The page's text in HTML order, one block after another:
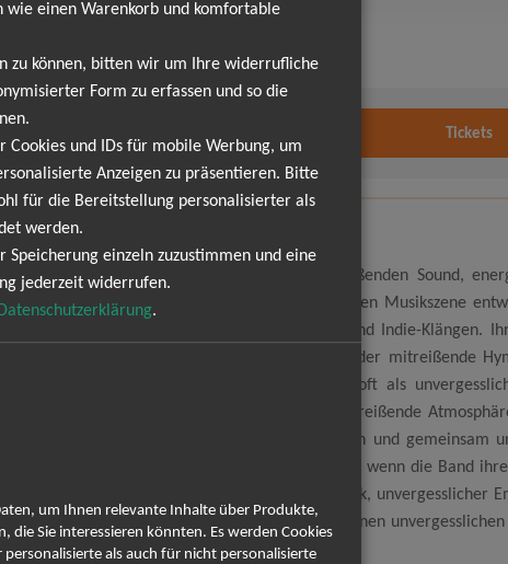
19:00 Uhr
Tickets
Rockbands - Bosse! Mit ihrem mitreißenden Sound,
zu einer der führenden Gruppen der deutschen Musikszene
einzigartigen Mischung aus Rock, Pop und Indie-Klängen.
Texten. Ob melancholische Balladen oder mitreißende
von Bosse sind legendär und werden oft als
zu begeistern, sorgen sie für eine mitreißende
Verbindung zu ihrem Publikum herzustellen und gemeinsam
Sie sich jetzt Ihre Tickets und seien Sie dabei, wenn die Band
sich auf einen Abend voller mitreißender Musik, unvergesslicher
Ihre Tickets jetzt und freuen Sie sich auf einen
wie einen Warenkorb und komfortable
zu können, bitten wir um Ihre widerrufliche
Form zu erfassen und so die
und IDs für mobile Werbung, um
Anzeigen zu präsentieren. Bitte
für die Bereitstellung personalisierter als
werden.
einzeln zuzustimmen und eine
jederzeit widerrufen.
.
um Ihnen relevante Inhalte über Produkte,
die Sie interessieren könnten. Es werden Cookies
als auch für nicht personalisierte